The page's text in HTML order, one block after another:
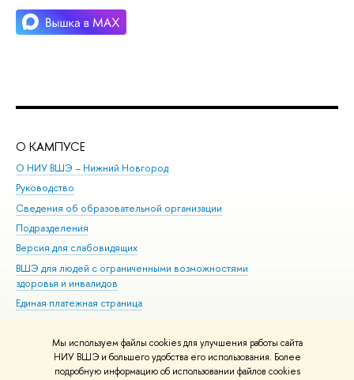
Мы используем файлы cookies для улучшения работы сайта
НИУ ВШЭ и большего удобства его использования. Более
подробную информацию об использовании файлов cookies
О КАМПУСЕ
О НИУ ВШЭ – Нижний Новгород
Руководство
Сведения об образовательной организации
Подразделения
Версия для слабовидящих
ВШЭ для людей с ограниченными возможностями
здоровья и инвалидов
Единая платежная страница